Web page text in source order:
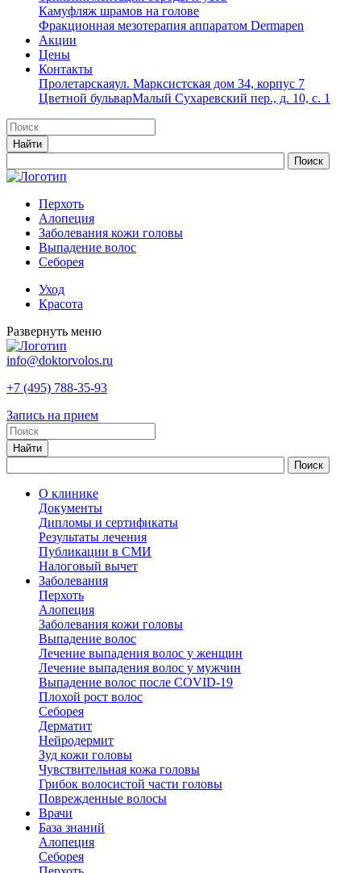
Камуфляж шрамов на голове
Фракционная мезотерапия аппаратом Dermapen
Акции
Цены
Контакты
Пролетарскаяул. Марксистская дом 34, корпус 7
Цветной бульварМалый Сухаревский пер., д. 10, с. 1
Перхоть
Алопеция
Заболевания кожи головы
Выпадение волос
Cеборея
Уход
Красота
Развернуть меню
info@doktorvolos.ru
+7 (495) 788-35-93
Запись на прием
О клинике
Документы
Дипломы и сертификаты
Результаты лечения
Публикации в СМИ
Налоговый вычет
Заболевания
Перхоть
Алопеция
Заболевания кожи головы
Выпадение волос
Лечение выпадения волос у женщин
Лечение выпадения волос у мужчин
Выпадение волос после COVID-19
Плохой рост волос
Cеборея
Дерматит
Нейродермит
Зуд кожи головы
Чувствительная кожа головы
Грибок волосистой части головы
Поврежденные волосы
Врачи
База знаний
Алопеция
Себорея